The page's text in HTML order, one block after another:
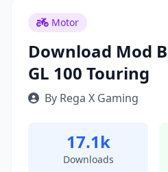
Motor
Download Mod
GL 100 Touring
By Rega X Gaming
17.1k
Downloads